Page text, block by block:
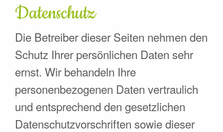
Datenschutz
Die Betreiber dieser Seiten nehmen den
Schutz Ihrer persönlichen Daten sehr
ernst. Wir behandeln Ihre
personenbezogenen Daten vertraulich
und entsprechend den gesetzlichen
Datenschutzvorschriften sowie dieser